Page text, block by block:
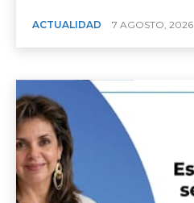
ACTUALIDAD 7 AGOSTO, 2026